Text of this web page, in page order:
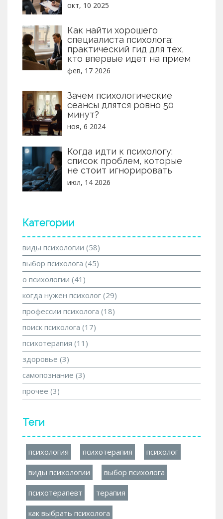
окт, 10 2025
Как найти хорошего
специалиста психолога:
практический гид для тех,
кто впервые идет на прием
фев, 17 2026
Зачем психологические
сеансы длятся ровно 50
минут?
ноя, 6 2024
Когда идти к психологу:
список проблем, которые
не стоит игнорировать
июл, 14 2026
Категории
виды психологии (58)
выбор психолога (45)
о психологии (41)
когда нужен психолог (29)
профессии психолога (18)
поиск психолога (17)
психотерапия (11)
здоровье (3)
самопознание (3)
прочее (3)
Теги
психология психотерапия психолог
виды психологии выбор психолога
психотерапевт терапия
как выбрать психолога